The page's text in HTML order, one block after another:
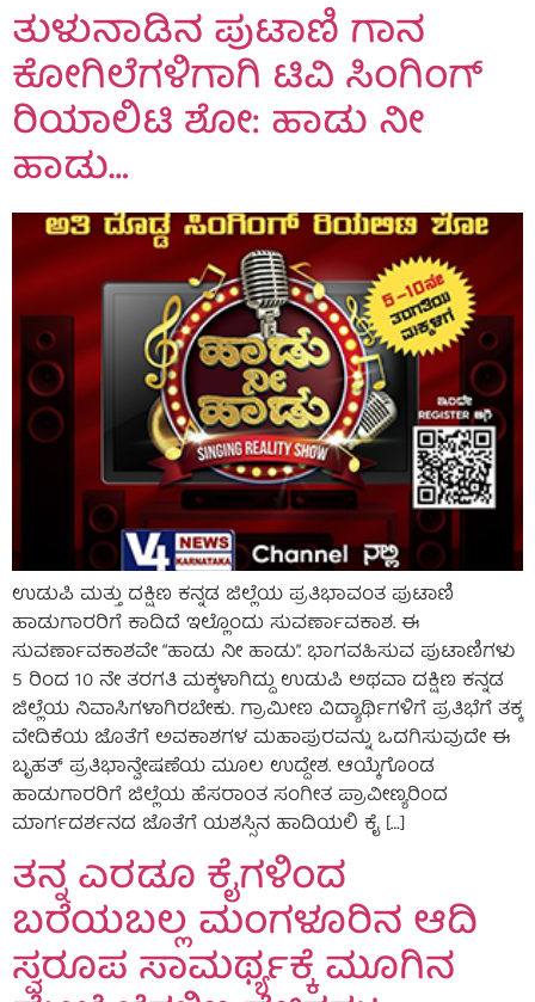
ತುಳುನಾಡಿನ ಪುಟಾಣಿ ಗಾನ
ಕೋಗಿಲೆಗಳಿಗಾಗಿ ಟಿವಿ ಸಿಂಗಿಂಗ್
ರಿಯಾಲಿಟಿ ಶೋ: ಹಾಡು ನೀ
ಹಾಡು…
ಉಡುಪಿ ಮತ್ತು ದಕ್ಷಿಣ ಕನ್ನಡ ಜಿಲ್ಲೆಯ ಪ್ರತಿಭಾವಂತ ಪುಟಾಣಿ
ಹಾಡುಗಾರರಿಗೆ ಕಾದಿದೆ ಇಲ್ಲೊಂದು ಸುವರ್ಣಾವಕಾಶ. ಈ
ಸುವರ್ಣಾವಕಾಶವೇ “ಹಾಡು ನೀ ಹಾಡು”. ಭಾಗವಹಿಸುವ ಪುಟಾಣಿಗಳು
5 ರಿಂದ 10 ನೇ ತರಗತಿ ಮಕ್ಕಳಾಗಿದ್ದು ಉಡುಪಿ ಅಥವಾ ದಕ್ಷಿಣ ಕನ್ನಡ
ಜಿಲ್ಲೆಯ ನಿವಾಸಿಗಳಾಗಿರಬೇಕು. ಗ್ರಾಮೀಣ ವಿದ್ಯಾರ್ಥಿಗಳಿಗೆ ಪ್ರತಿಭೆಗೆ ತಕ್ಕ
ವೇದಿಕೆಯ ಜೊತೆಗೆ ಅವಕಾಶಗಳ ಮಹಾಪುರವನ್ನು ಒದಗಿಸುವುದೇ ಈ
ಬೃಹತ್ ಪ್ರತಿಭಾನ್ವೇಷಣೆಯ ಮೂಲ ಉದ್ದೇಶ. ಆಯ್ಕೆಗೊಂಡ
ಹಾಡುಗಾರರಿಗೆ ಜಿಲ್ಲೆಯ ಹೆಸರಾಂತ ಸಂಗೀತ ಪ್ರಾವೀಣ್ಯರಿಂದ
ಮಾರ್ಗದರ್ಶನದ ಜೊತೆಗೆ ಯಶಸ್ಸಿನ ಹಾದಿಯಲಿ ಕೈ […]
ತನ್ನ ಎರಡೂ ಕೈಗಳಿಂದ
ಬರೆಯಬಲ್ಲ ಮಂಗಳೂರಿನ ಆದಿ
ಸ್ವರೂಪ ಸಾಮರ್ಥ್ಯಕ್ಕೆ ಮೂಗಿನ